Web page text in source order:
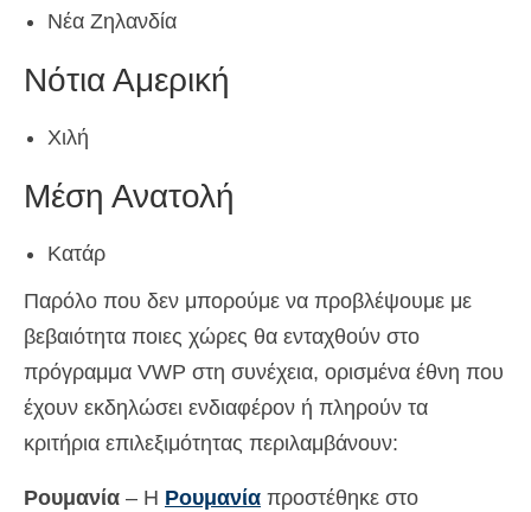
Νέα Ζηλανδία
Νότια Αμερική
Χιλή
Μέση Ανατολή
Κατάρ
Παρόλο που δεν μπορούμε να προβλέψουμε με
βεβαιότητα ποιες χώρες θα ενταχθούν στο
πρόγραμμα VWP στη συνέχεια, ορισμένα έθνη που
έχουν εκδηλώσει ενδιαφέρον ή πληρούν τα
κριτήρια επιλεξιμότητας περιλαμβάνουν:
Ρουμανία – Η Ρουμανία προστέθηκε στο